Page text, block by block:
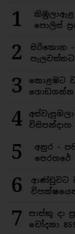
1
පොලිස්
2
සිරිකොත -
3
කොළඹට
4
5
අනුර -
6
ආණ්ඩුවට
7
පාස්කු දා
චෝදනා